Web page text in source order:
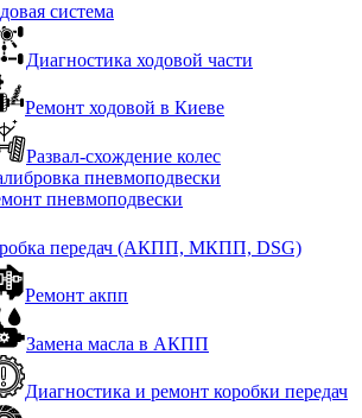
система
Диагностика ходовой части
Ремонт ходовой в Киеве
Развал-схождение колес
пневмоподвески
пневмоподвески
передач (АКПП, МКПП, DSG)
Ремонт акпп
Замена масла в АКПП
Диагностика и ремонт коробки передач